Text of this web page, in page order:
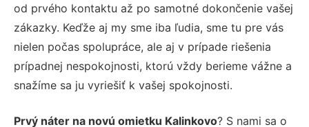
od prvého kontaktu až po samotné dokončenie vašej
zákazky. Keďže aj my sme iba ľudia, sme tu pre vás
nielen počas spolupráce, ale aj v prípade riešenia
prípadnej nespokojnosti, ktorú vždy berieme vážne a
snažíme sa ju vyriešiť k vašej spokojnosti.
Prvý náter na novú omietku Kalinkovo? S nami sa o